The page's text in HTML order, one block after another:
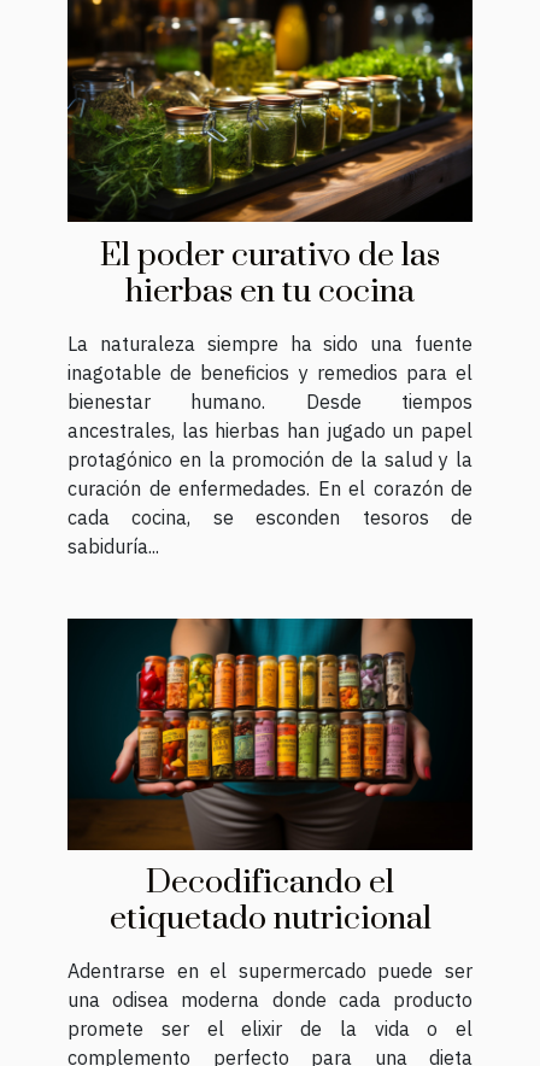
El poder curativo de las
hierbas en tu cocina
La naturaleza siempre ha sido una fuente
inagotable de beneficios y remedios para el
bienestar humano. Desde tiempos
ancestrales, las hierbas han jugado un papel
protagónico en la promoción de la salud y la
curación de enfermedades. En el corazón de
cada cocina, se esconden tesoros de
sabiduría...
Decodificando el
etiquetado nutricional
Adentrarse en el supermercado puede ser
una odisea moderna donde cada producto
promete ser el elixir de la vida o el
complemento perfecto para una dieta